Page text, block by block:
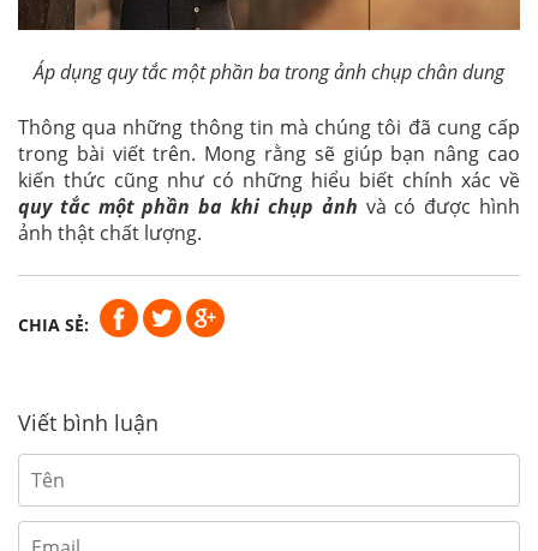
Áp dụng quy tắc một phần ba trong ảnh chụp chân dung
Thông qua những thông tin mà chúng tôi đã cung cấp
trong bài viết trên. Mong rằng sẽ giúp bạn nâng cao
kiến thức cũng như có những hiểu biết chính xác về
quy tắc một phần ba khi chụp ảnh và có được hình
ảnh thật chất lượng.
CHIA SẺ:
Viết bình luận